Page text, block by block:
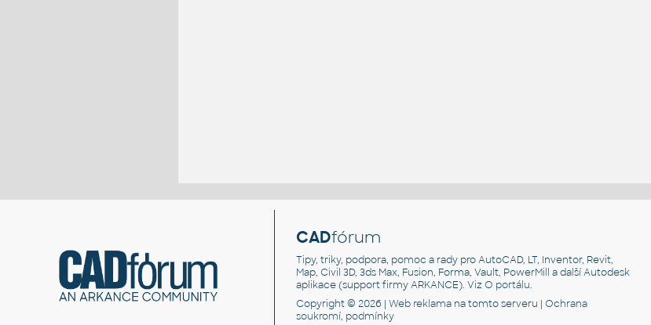
CADfórum
Tipy, triky, podpora, pomoc a rady pro AutoCAD, LT, Inventor, Revit,
Map, Civil 3D, 3ds Max, Fusion, Forma, Vault, PowerMill a další Autodesk
aplikace (support firmy ARKANCE). VizO portálu.
Copyright © 2026 |Web reklama na tomto serveru |Ochrana
soukromí, podmínky